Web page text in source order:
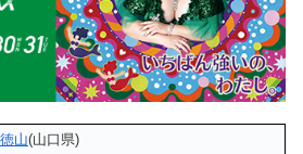
山(山口県)